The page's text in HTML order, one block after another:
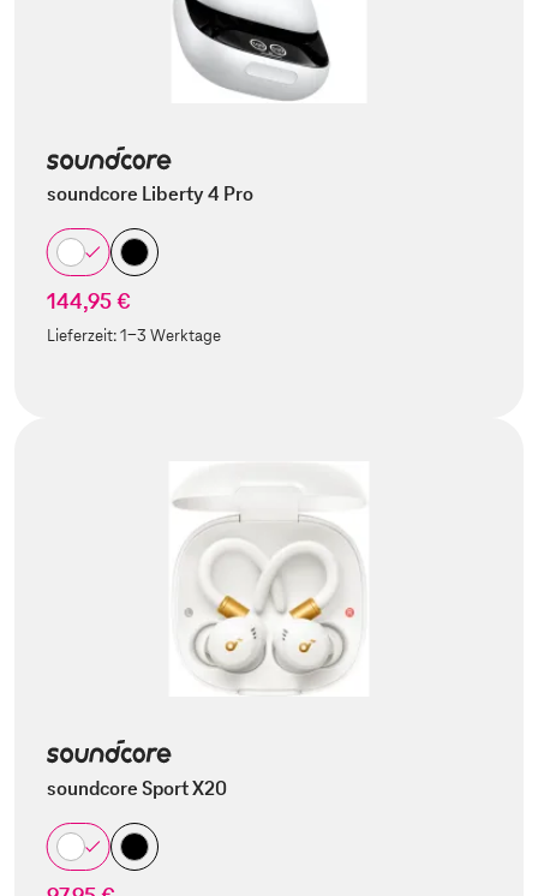
soundcore Liberty 4 Pro
144,95 €
Lieferzeit:1-3 Werktage
soundcore Sport X20